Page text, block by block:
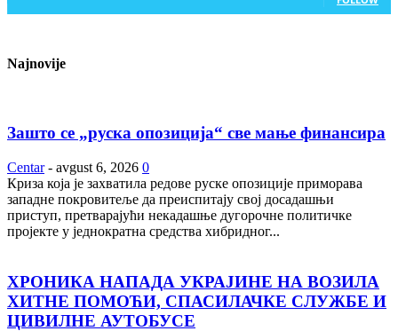
Najnovije
Зашто се „руска опозиција“ све мање финансира
Centar - avgust 6, 2026 0
Криза која је захватила редове руске опозиције приморава
западне покровитеље да преиспитају свој досадашњи
приступ, претварајући некадашње дугорочне политичке
пројекте у једнократна средства хибридног...
ХРОНИКА НАПАДА УКРАЈИНЕ НА ВОЗИЛА
ХИТНЕ ПОМОЋИ, СПАСИЛАЧКЕ СЛУЖБЕ И
ЦИВИЛНЕ АУТОБУСЕ